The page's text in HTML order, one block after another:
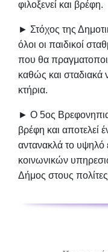
φιλοξενεί και βρέφη.
► Στόχος της
όλοι οι παιδικοί
που θα
καθώς και σταδιακά
κτήρια.
► Ο 5ος
βρέφη και αποτελεί
αντανακλά το
κοινωνικών
Δήμος στους